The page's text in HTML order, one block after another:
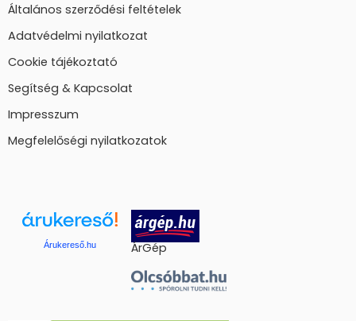
Általános szerződési feltételek
Adatvédelmi nyilatkozat
Cookie tájékoztató
Segítség & Kapcsolat
Impresszum
Megfelelőségi nyilatkozatok
Árukereső.hu ÁrGép